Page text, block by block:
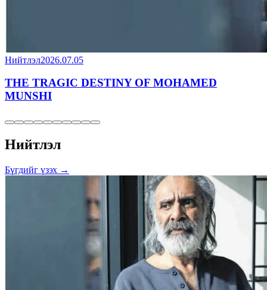
Нийтлэл2026.07.05
THE TRAGIC DESTINY OF MOHAMED
MUNSHI
Нийтлэл
Бүгдийг үзэх →